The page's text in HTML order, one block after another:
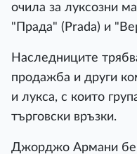
очила за луксозни
"Прада" (Prada) и
Наследниците
продажба и други
и лукса, с които
търговски връзки.
Джорджо Армани